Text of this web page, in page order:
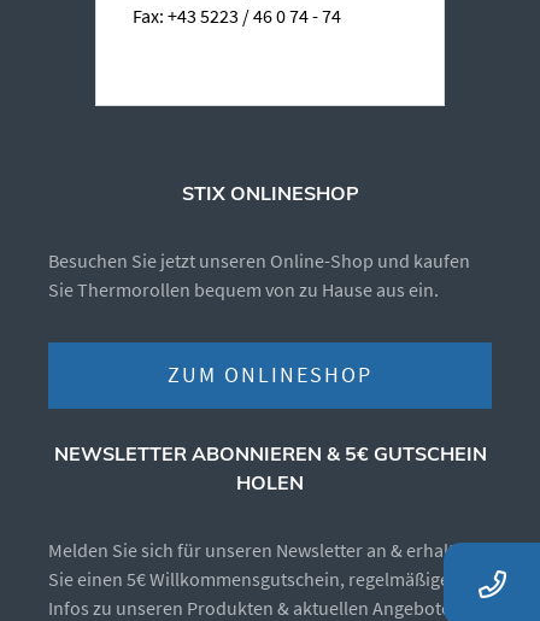
Fax: +43 5223 / 46 0 74 - 74
STIX ONLINESHOP
Besuchen Sie jetzt unseren Online-Shop und kaufen
Sie Thermorollen bequem von zu Hause aus ein.
ZUM ONLINESHOP
NEWSLETTER ABONNIEREN & 5€ GUTSCHEIN
HOLEN
Melden Sie sich für unseren Newsletter an & erhalten
Sie einen 5€ Willkommensgutschein, regelmäßige
Infos zu unseren Produkten & aktuellen Angeboten.